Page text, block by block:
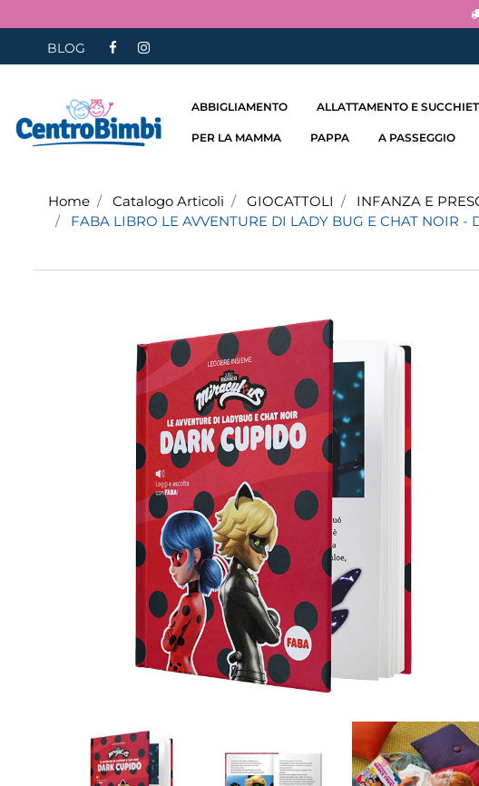
BLOG
ABBIGLIAMENTO ALLATTAMENTO E
PER LA MAMMA PAPPA A PASSEGGIO
Home Catalogo Articoli GIOCATTOLI INFANZA E
FABA LIBRO LE AVVENTURE DI LADY BUG E CHAT NOIR -